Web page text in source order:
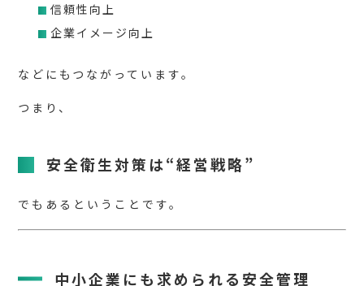
信頼性向上
企業イメージ向上
などにもつながっています。
つまり、
安全衛生対策は“経営戦略”
でもあるということです。
中小企業にも求められる安全管理